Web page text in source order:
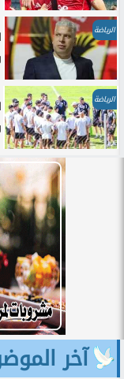
الرياضة
الرياضة
آخر